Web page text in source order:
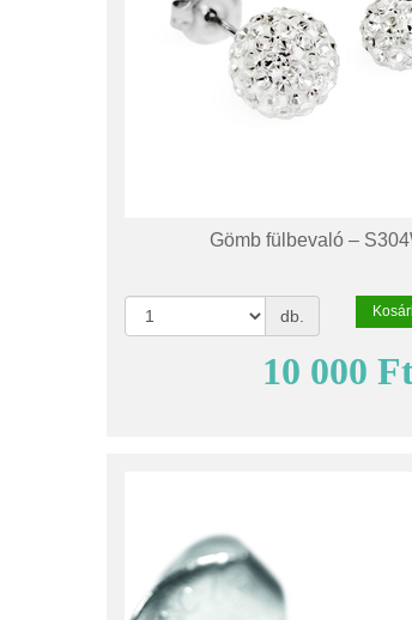
Gömb fülbevaló –
db.
10 000